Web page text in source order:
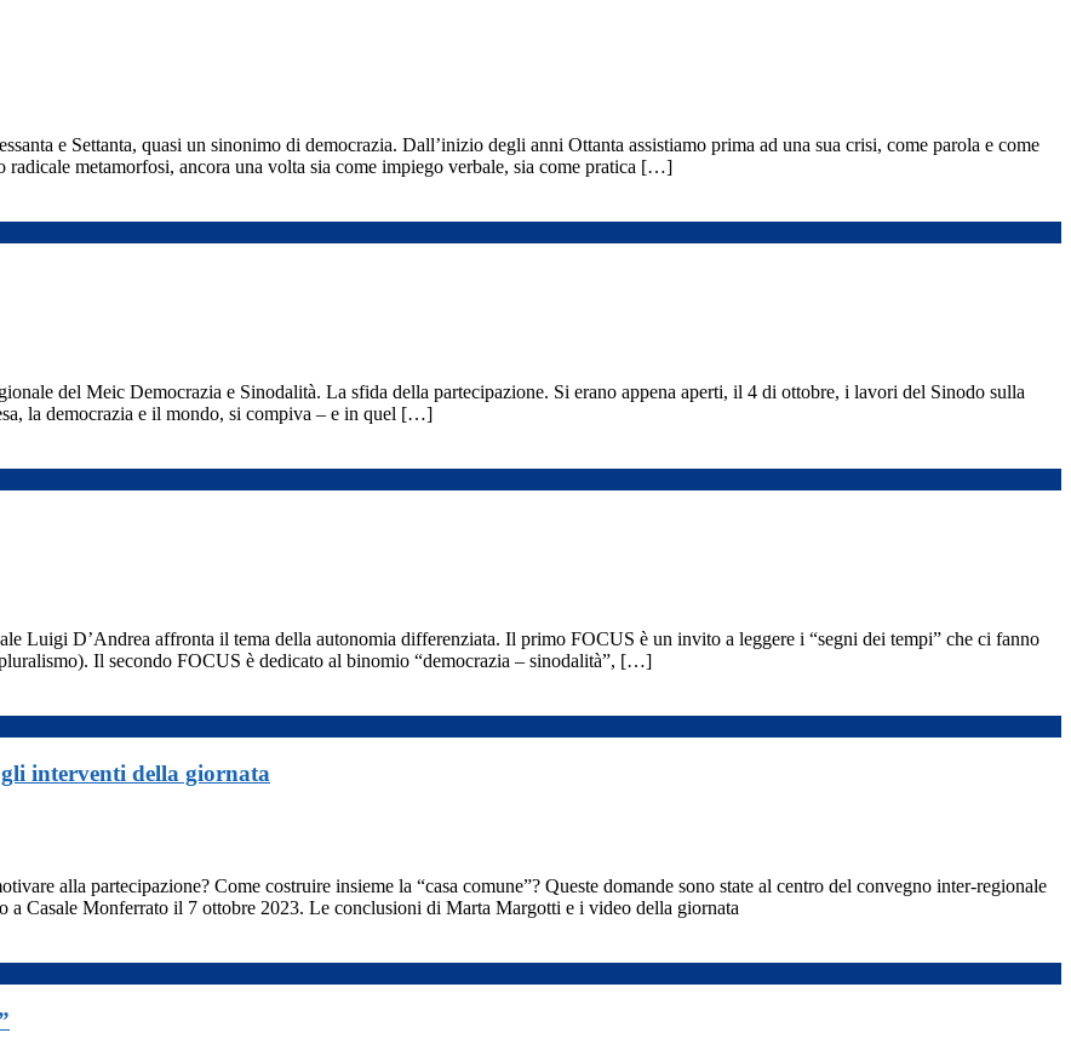
e Settanta, quasi un sinonimo di democrazia. Dall’inizio degli anni Ottanta assistiamo prima ad una sua crisi, come parola e come
radicale metamorfosi, ancora una volta sia come impiego verbale, sia come pratica […]
del Meic Democrazia e Sinodalità. La sfida della partecipazione. Si erano appena aperti, il 4 di ottobre, i lavori del Sinodo sulla
la democrazia e il mondo, si compiva – e in quel […]
Luigi D’Andrea affronta il tema della autonomia differenziata. Il primo FOCUS è un invito a leggere i “segni dei tempi” che ci fanno
Il secondo FOCUS è dedicato al binomio “democrazia – sinodalità”, […]
interventi della giornata
alla partecipazione? Come costruire insieme la “casa comune”? Queste domande sono state al centro del convegno inter-regionale
Casale Monferrato il 7 ottobre 2023. Le conclusioni di Marta Margotti e i video della giornata